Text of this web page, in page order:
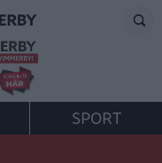
SPORT